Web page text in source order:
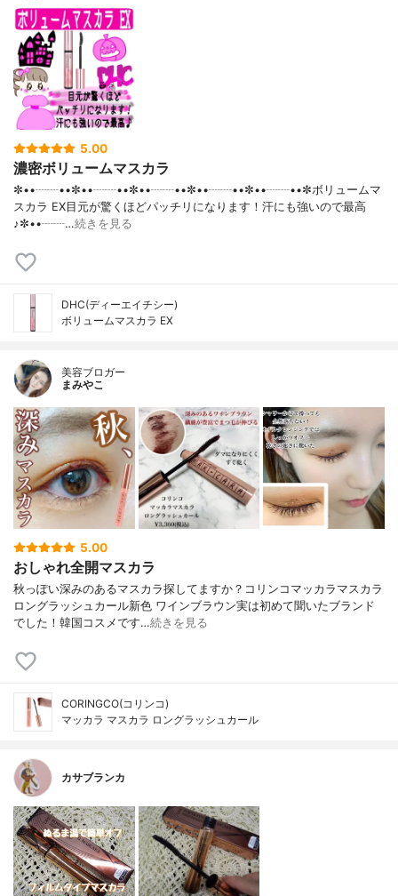
5.00
濃密ボリュームマスカラ
✼••┈┈••✼••┈┈••✼••┈┈••✼••┈┈••✼••┈┈••✼ボリュームマ
スカラ EX目元が驚くほどパッチリになります！汗にも強いので最高
♪✼••┈┈…続きを見る
DHC(ディーエイチシー)
ボリュームマスカラ EX
美容ブロガー
まみやこ
5.00
おしゃれ全開マスカラ
秋っぽい深みのあるマスカラ探してますか？⁡⁡コリンコマッカラマスカラ
ロングラッシュカール新色 ワインブラウン⁡⁡実は初めて聞いたブランド
でした！韓国コスメです⁡…続きを見る
CORINGCO(コリンコ)
マッカラ マスカラ ロングラッシュカール
カサブランカ